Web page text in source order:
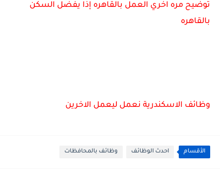
توضيح مره اخري العمل بالقاهره إذا يفضل السكن
بالقاهره
وظائف الاسكندرية نعمل ليعمل الاخرين
الأقسام احدث الوظائف وظائف بالمحافظات